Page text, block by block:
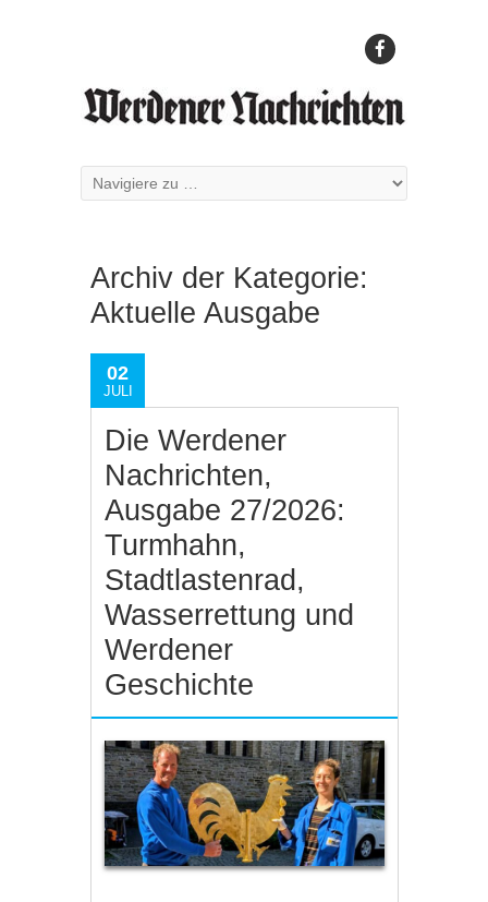
Archiv der Kategorie:
Aktuelle Ausgabe
02
JULI
Die Werdener
Nachrichten,
Ausgabe 27/2026:
Turmhahn,
Stadtlastenrad,
Wasserrettung und
Werdener
Geschichte